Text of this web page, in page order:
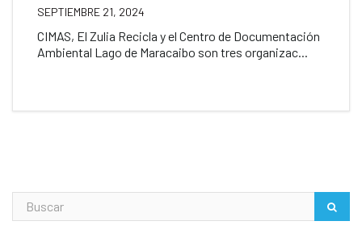
SEPTIEMBRE 21, 2024
CIMAS, El Zulia Recicla y el Centro de Documentación
Ambiental Lago de Maracaibo son tres organizac...